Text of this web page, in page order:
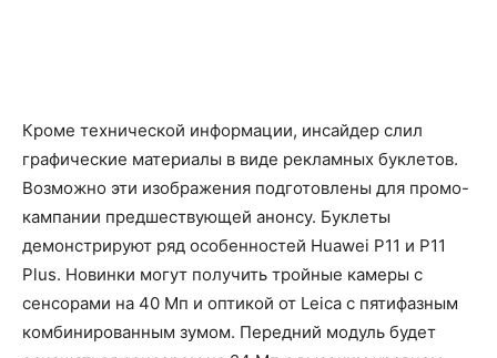
Кроме технической информации, инсайдер слил
графические материалы в виде рекламных буклетов.
Возможно эти изображения подготовлены для промо-
кампании предшествующей анонсу. Буклеты
демонстрируют ряд особенностей Huawei P11 и P11
Plus. Новинки могут получить тройные камеры с
сенсорами на 40 Мп и оптикой от Leica с пятифазным
комбинированным зумом. Передний модуль будет